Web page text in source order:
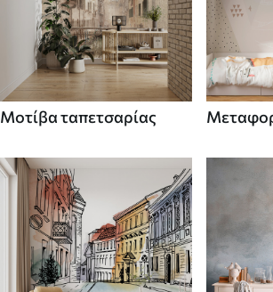
Μοτίβα ταπετσαρίας